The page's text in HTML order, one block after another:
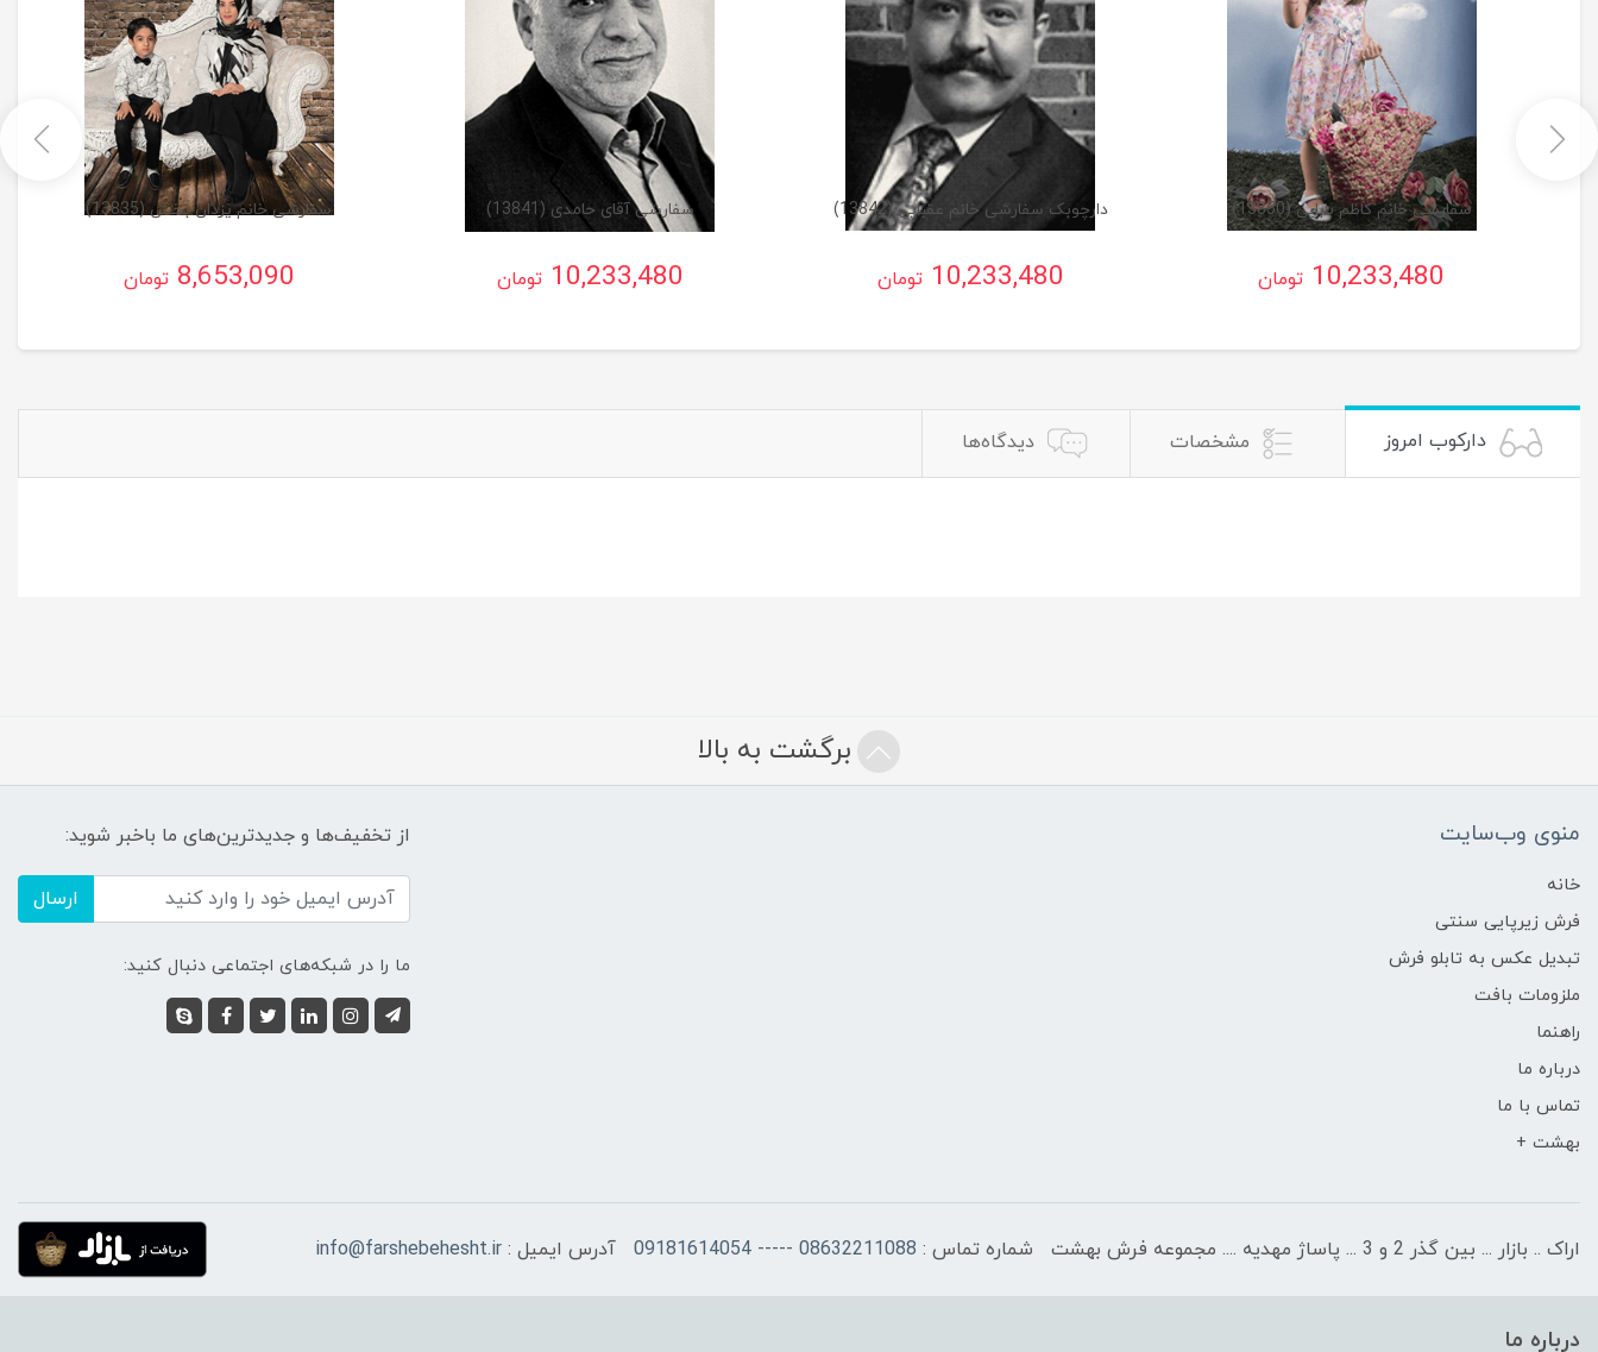
سفارشی خانم کاظم بابایی (13850)
10,233,480 تومان
دارچوبک سفارشی خانم عقبایی (13842)
10,233,480 تومان
سفارشی آقای حامدی (13841)
10,233,480 تومان
سفارشی خانم یزدان بخش (13835)
8,653,090 تومان
دارکوب امروز مشخصات دیدگاه‌ها
برگشت به بالا
منوی وب‌سایت
خانه
فرش زیرپایی سنتی
تبدیل عکس به تابلو فرش
ملزومات بافت
راهنما
درباره ما
تماس با ما
بهشت +
از تخفیف‌ها و جدیدترین‌های ما باخبر شوید:
ارسال
ما را در شبکه‌های اجتماعی دنبال کنید:
اراک .. بازار ... بین گذر 2 و 3 ... پاساژ مهدیه .... مجموعه فرش بهشت شماره تماس : 08632211088 ----- 09181614054 آدرس ایمیل : info@farshebehesht.ir
درباره ما